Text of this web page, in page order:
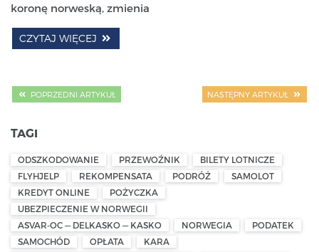
koronę norweską, zmienia
CZYTAJ WIĘCEJ
POPRZEDNI ARTYKUŁ NASTĘPNY ARTYKUŁ
TAGI
ODSZKODOWANIE PRZEWOŹNIK
BILETY LOTNICZE
FLYHJELP
REKOMPENSATA PODRÓŻ
SAMOLOT
KREDYT ONLINE
POŻYCZKA
UBEZPIECZENIE W NORWEGII
ASVAR-OC — DELKASKO — KASKO
NORWEGIA
PODATEK
SAMOCHÓD
OPŁATA
KARA